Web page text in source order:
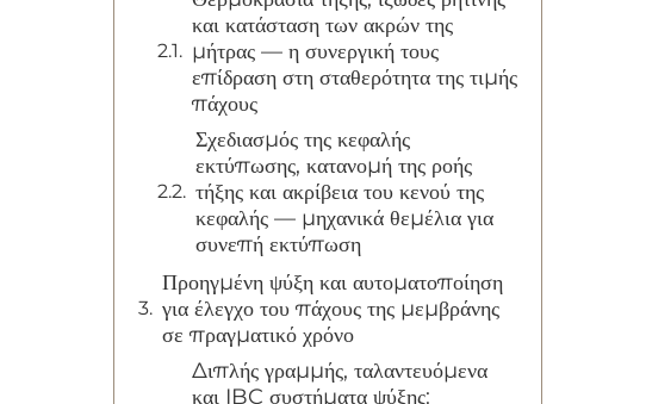
και κατάσταση των ακρών της
μήτρας — η συνεργική τους
επίδραση στη σταθερότητα της τιμής
πάχους
Σχεδιασμός της κεφαλής
εκτύπωσης, κατανομή της ροής
τήξης και ακρίβεια του κενού της
κεφαλής — μηχανικά θεμέλια για
συνεπή εκτύπωση
Προηγμένη ψύξη και αυτοματοποίηση
για έλεγχο του πάχους της μεμβράνης
σε πραγματικό χρόνο
Διπλής γραμμής, ταλαντευόμενα
και IBC συστήματα ψύξης: